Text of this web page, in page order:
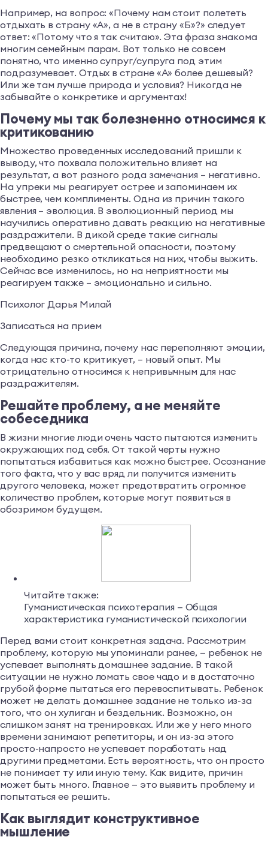
Например, на вопрос: «Почему нам стоит полететь
отдыхать в страну «А», а не в страну «Б»?» следует
ответ: «Потому что я так считаю». Эта фраза знакома
многим семейным парам. Вот только не совсем
понятно, что именно супруг/супруга под этим
подразумевает. Отдых в стране «А» более дешевый?
Или же там лучше природа и условия? Никогда не
забывайте о конкретике и аргументах!
Почему мы так болезненно относимся к
критикованию
Множество проведенных исследований пришли к
выводу, что похвала положительно влияет на
результат, а вот разного рода замечания – негативно.
На упреки мы реагирует острее и запоминаем их
быстрее, чем комплименты. Одна из причин такого
явления – эволюция. В эволюционный период мы
научились оперативно давать реакцию на негативные
раздражители. В дикой среде такие сигналы
предвещают о смертельной опасности, поэтому
необходимо резко откликаться на них, чтобы выжить.
Сейчас все изменилось, но на неприятности мы
реагируем также – эмоционально и сильно.
Психолог Дарья Милай
Записаться на прием
Следующая причина, почему нас переполняют эмоции,
когда нас кто-то критикует, – новый опыт. Мы
отрицательно относимся к непривычным для нас
раздражителям.
Решайте проблему, а не меняйте
собеседника
В жизни многие люди очень часто пытаются изменить
окружающих под себя. От такой черты нужно
попытаться избавиться как можно быстрее. Осознание
того факта, что у вас вряд ли получится изменить
другого человека, может предотвратить огромное
количество проблем, которые могут появиться в
обозримом будущем.
Читайте также:
Гуманистическая психотерапия — Общая
характеристика гуманистической психологии
Перед вами стоит конкретная задача. Рассмотрим
проблему, которую мы упоминали ранее, — ребенок не
успевает выполнять домашнее задание. В такой
ситуации не нужно ломать свое чадо и в достаточно
грубой форме пытаться его перевоспитывать. Ребенок
может не делать домашнее задание не только из-за
того, что он хулиган и бездельник. Возможно, он
слишком занят на тренировках. Или же у него много
времени занимают репетиторы, и он из-за этого
просто-напросто не успевает поработать над
другими предметами. Есть вероятность, что он просто
не понимает ту или иную тему. Как видите, причин
может быть много. Главное — это выявить проблему и
попытаться ее решить.
Как выглядит конструктивное
мышление